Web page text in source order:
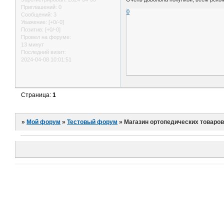
Приглашений: 0
Сообщений: 3
Уважение: [+0/-0]
Позитив: [+0/-0]
Провел на форуме:
13 минут
Последний визит:
2024-04-08 10:01:51
0
Страница:1
» Мой форум »Тестовый форум » Магазин ортопедических товаров